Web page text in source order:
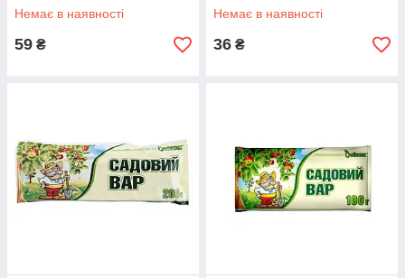
Немає в наявності
59 ₴
Немає в наявності
36 ₴